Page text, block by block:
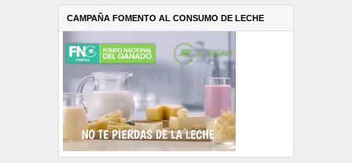
CAMPAÑA FOMENTO AL CONSUMO DE LECHE